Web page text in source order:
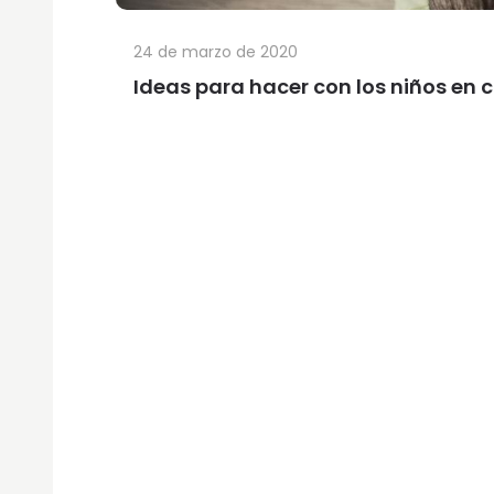
Ideas para hacer con los niños en
24 de marzo de 2020